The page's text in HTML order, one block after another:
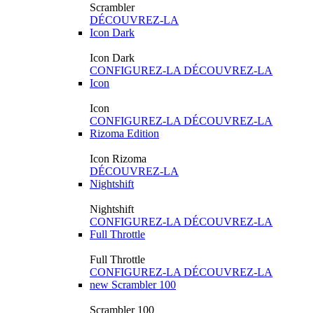
Scrambler
DÉCOUVREZ-LA
Icon Dark
Icon Dark
CONFIGUREZ-LA DÉCOUVREZ-LA
Icon
Icon
CONFIGUREZ-LA DÉCOUVREZ-LA
Rizoma Edition
Icon Rizoma
DÉCOUVREZ-LA
Nightshift
Nightshift
CONFIGUREZ-LA DÉCOUVREZ-LA
Full Throttle
Full Throttle
CONFIGUREZ-LA DÉCOUVREZ-LA
new Scrambler 100
Scrambler 100